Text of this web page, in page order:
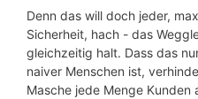
Denn das will doch jeder,
Sicherheit, hach - das
gleichzeitig halt. Dass das
naiver Menschen ist,
Masche jede Menge